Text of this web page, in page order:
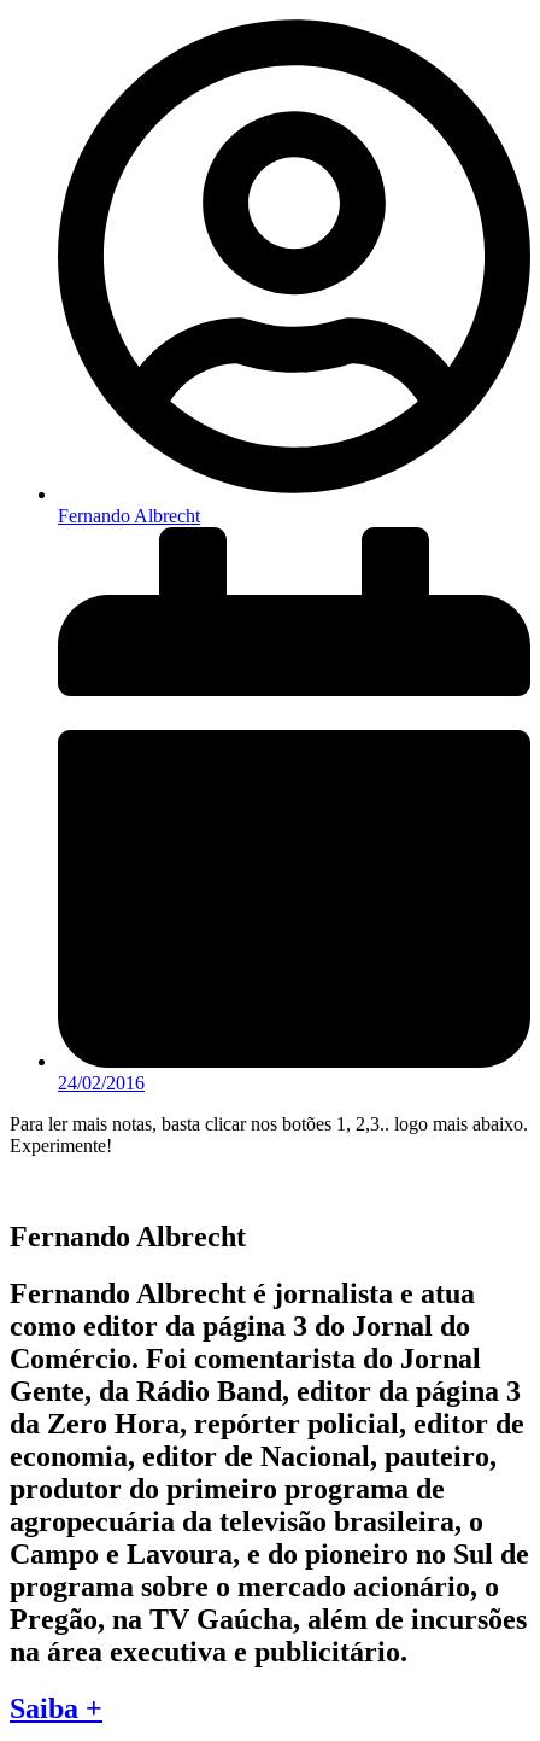
Fernando Albrecht
24/02/2016
Para ler mais notas, basta clicar nos botões 1, 2,3.. logo mais abaixo.
Experimente!
Fernando Albrecht
Fernando Albrecht é jornalista e atua
como editor da página 3 do Jornal do
Comércio. Foi comentarista do Jornal
Gente, da Rádio Band, editor da página 3
da Zero Hora, repórter policial, editor de
economia, editor de Nacional, pauteiro,
produtor do primeiro programa de
agropecuária da televisão brasileira, o
Campo e Lavoura, e do pioneiro no Sul de
programa sobre o mercado acionário, o
Pregão, na TV Gaúcha, além de incursões
na área executiva e publicitário.
Saiba +